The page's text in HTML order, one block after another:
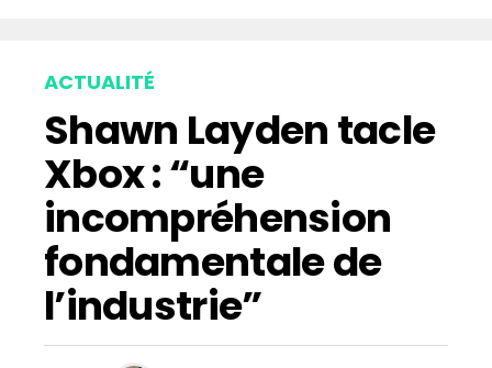
ACTUALITÉ
Shawn Layden tacle
Xbox : “une
incompréhension
fondamentale de
l’industrie”